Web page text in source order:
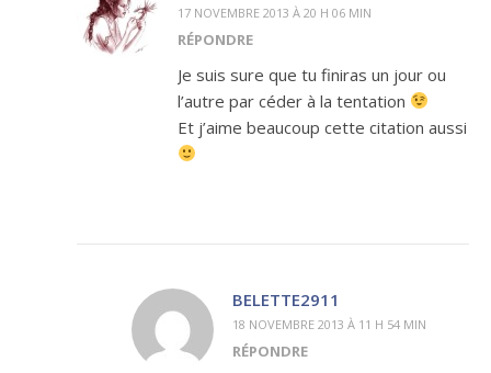
17 NOVEMBRE 2013 À 20 H 06 MIN
RÉPONDRE
Je suis sure que tu finiras un jour ou
l’autre par céder à la tentation
Et j’aime beaucoup cette citation aussi
BELETTE2911
18 NOVEMBRE 2013 À 11 H 54 MIN
RÉPONDRE